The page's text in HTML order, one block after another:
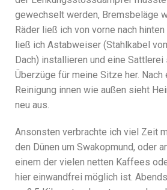
gewechselt werden, Bremsbeläge
Räder ließ ich von vorne nach
ließ ich Astabweiser (Stahlkabel
Dach) installieren und eine
Überzüge für meine Sitze her. Nach
Reinigung innen wie außen sieht
neu aus.
Ansonsten verbrachte ich viel Zeit
den Dünen um Swakopmund, oder
einem der vielen netten Kaffees
hier einwandfrei möglich ist.